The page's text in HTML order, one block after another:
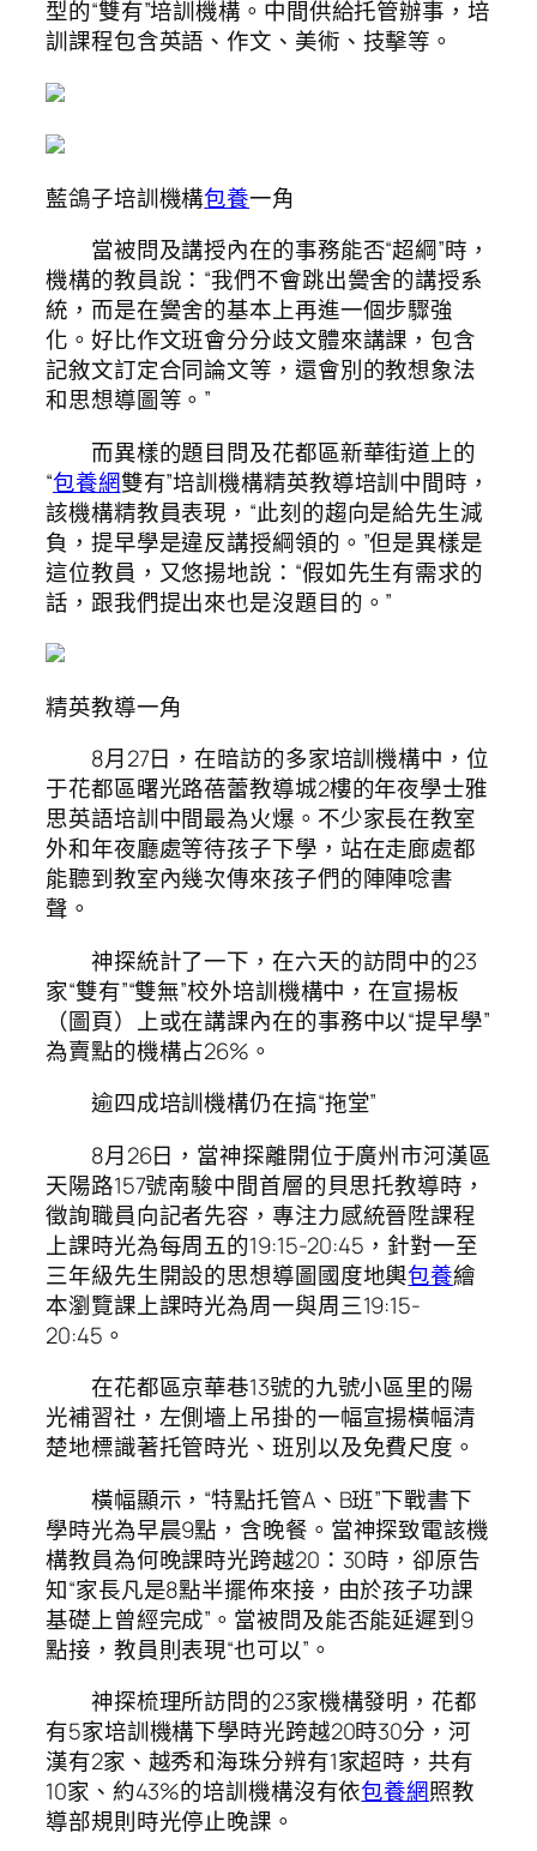
型的“雙有”培訓機構。中間供給托管辦事，培
訓課程包含英語、作文、美術、技擊等。
藍鴿子培訓機構包養一角
當被問及講授內在的事務能否“超綱”時，
機構的教員說：“我們不會跳出黌舍的講授系
統，而是在黌舍的基本上再進一個步驟強
化。好比作文班會分分歧文體來講課，包含
記敘文訂定合同論文等，還會別的教想象法
和思想導圖等。”
而異樣的題目問及花都區新華街道上的
“包養網雙有”培訓機構精英教導培訓中間時，
該機構精教員表現，“此刻的趨向是給先生減
負，提早學是違反講授綱領的。”但是異樣是
這位教員，又悠揚地說：“假如先生有需求的
話，跟我們提出來也是沒題目的。”
精英教導一角
8月27日，在暗訪的多家培訓機構中，位
于花都區曙光路蓓蕾教導城2樓的年夜學士雅
思英語培訓中間最為火爆。不少家長在教室
外和年夜廳處等待孩子下學，站在走廊處都
能聽到教室內幾次傳來孩子們的陣陣唸書
聲。
神探統計了一下，在六天的訪問中的23
家“雙有”“雙無”校外培訓機構中，在宣揚板
（圖頁）上或在講課內在的事務中以“提早學”
為賣點的機構占26%。
逾四成培訓機構仍在搞“拖堂”
8月26日，當神探離開位于廣州市河漢區
天陽路157號南駿中間首層的貝思托教導時，
徵詢職員向記者先容，專注力感統晉陞課程
上課時光為每周五的19:15-20:45，針對一至
三年級先生開設的思想導圖國度地輿包養繪
本瀏覽課上課時光為周一與周三19:15-
20:45。
在花都區京華巷13號的九號小區里的陽
光補習社，左側墻上吊掛的一幅宣揚橫幅清
楚地標識著托管時光、班別以及免費尺度。
橫幅顯示，“特點托管A、B班”下戰書下
學時光為早晨9點，含晚餐。當神探致電該機
構教員為何晚課時光跨越20：30時，卻原告
知“家長凡是8點半擺佈來接，由於孩子功課
基礎上曾經完成”。當被問及能否能延遲到9
點接，教員則表現“也可以”。
神探梳理所訪問的23家機構發明，花都
有5家培訓機構下學時光跨越20時30分，河
漢有2家、越秀和海珠分辨有1家超時，共有
10家、約43%的培訓機構沒有依包養網照教
導部規則時光停止晚課。